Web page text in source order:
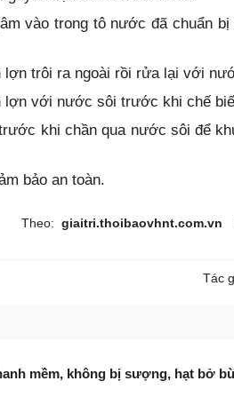
vào trong tô nước đã chuẩn bị
lợn trôi ra ngoài rồi rửa lại với
lợn với nước sôi trước khi chế
khi chần qua nước sôi để
bảo an toàn.
Theo: giaitri.thoibaovhnt.com.vn
Tác
mềm, không bị sượng, hạt bở